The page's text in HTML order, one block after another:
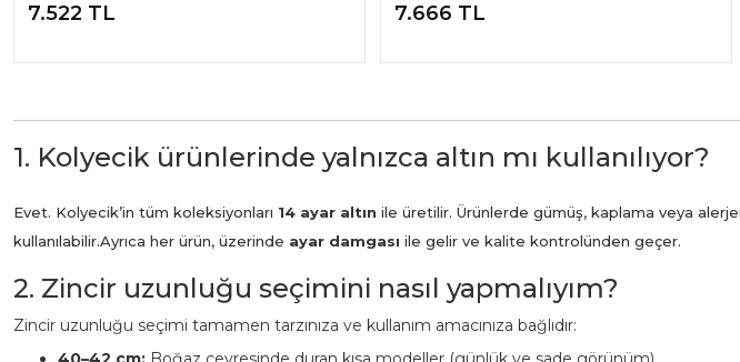
7.522 TL 7.666 TL
1. Kolyecik ürünlerinde yalnızca altın mı kullanılıyor?
Evet. Kolyecik’in tüm koleksiyonları 14 ayar altın ile üretilir. Ürünlerde gümüş, kaplama veya
kullanılabilir.Ayrıca her ürün, üzerinde ayar damgası ile gelir ve kalite kontrolünden geçer.
2. Zincir uzunluğu seçimini nasıl yapmalıyım?
Zincir uzunluğu seçimi tamamen tarzınıza ve kullanım amacınıza bağlıdır: